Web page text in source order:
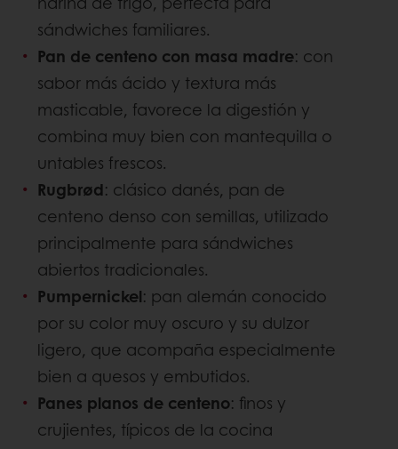
sándwiches familiares.
Pan de centeno con masa madre: con
sabor más ácido y textura más
masticable, favorece la digestión y
combina muy bien con mantequilla o
untables frescos.
Rugbrød: clásico danés, pan de
centeno denso con semillas, utilizado
principalmente para sándwiches
abiertos tradicionales.
Pumpernickel: pan alemán conocido
por su color muy oscuro y su dulzor
ligero, que acompaña especialmente
bien a quesos y embutidos.
Panes planos de centeno: finos y
crujientes, típicos de la cocina